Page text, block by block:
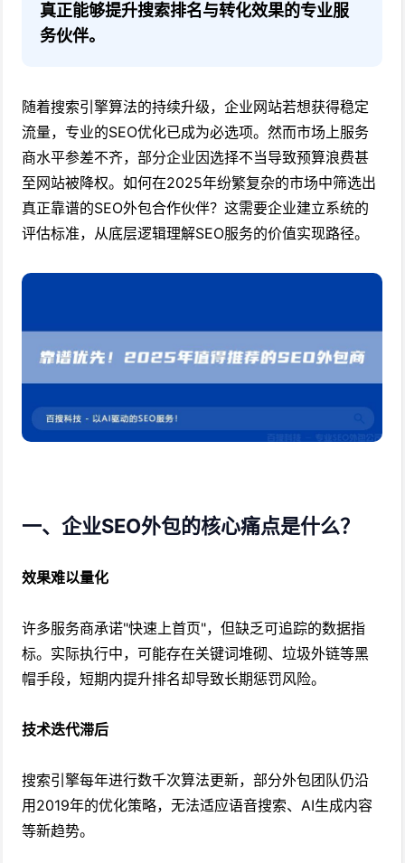
真正能够提升搜索排名与转化效果的专业服
务伙伴。
随着搜索引擎算法的持续升级，企业网站若想获得稳定
流量，专业的SEO优化已成为必选项。然而市场上服务
商水平参差不齐，部分企业因选择不当导致预算浪费甚
至网站被降权。如何在2025年纷繁复杂的市场中筛选出
真正靠谱的SEO外包合作伙伴？这需要企业建立系统的
评估标准，从底层逻辑理解SEO服务的价值实现路径。
一、企业SEO外包的核心痛点是什么？
效果难以量化
许多服务商承诺"快速上首页"，但缺乏可追踪的数据指
标。实际执行中，可能存在关键词堆砌、垃圾外链等黑
帽手段，短期内提升排名却导致长期惩罚风险。
技术迭代滞后
搜索引擎每年进行数千次算法更新，部分外包团队仍沿
用2019年的优化策略，无法适应语音搜索、AI生成内容
等新趋势。